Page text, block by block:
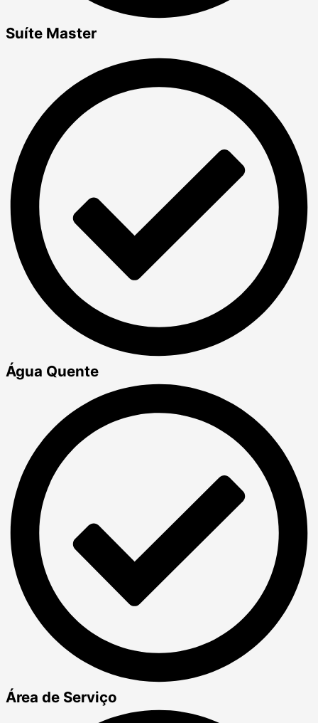
Suíte Master
Água Quente
Área de Serviço